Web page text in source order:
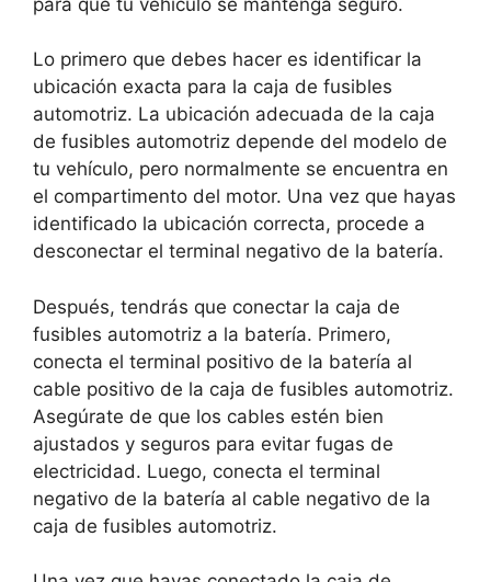
Lo primero que debes hacer es identificar la
ubicación exacta para la caja de fusibles
automotriz. La ubicación adecuada de la caja
de fusibles automotriz depende del modelo de
tu vehículo, pero normalmente se encuentra en
el compartimento del motor. Una vez que hayas
identificado la ubicación correcta, procede a
desconectar el terminal negativo de la batería.
Después, tendrás que conectar la caja de
fusibles automotriz a la batería. Primero,
conecta el terminal positivo de la batería al
cable positivo de la caja de fusibles automotriz.
Asegúrate de que los cables estén bien
ajustados y seguros para evitar fugas de
electricidad. Luego, conecta el terminal
negativo de la batería al cable negativo de la
caja de fusibles automotriz.